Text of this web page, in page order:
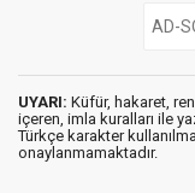
UYARI: Küfür, hakaret,
içeren, imla kuralları ile
Türkçe karakter
onaylanmamaktadır.